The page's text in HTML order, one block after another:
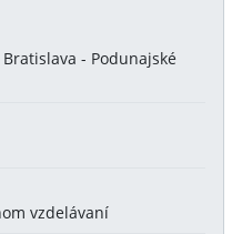
- Podunajské
vzdelávaní